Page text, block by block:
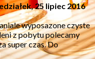
25 lipiec 2016
wyposazone czyste
z pobytu polecamy
super czas. Do